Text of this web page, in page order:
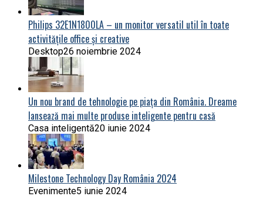
Philips 32E1N1800LA – un monitor versatil util în toate
activitățile office și creative
Desktop26 noiembrie 2024
Un nou brand de tehnologie pe piața din România. Dreame
lansează mai multe produse inteligente pentru casă
Casa inteligentă20 iunie 2024
Milestone Technology Day România 2024
Evenimente5 iunie 2024